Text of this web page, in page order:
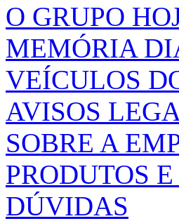
O GRUPO
MEMÓRIA
VEÍCULOS
AVISOS
SOBRE A
PRODUTOS
DÚVIDAS